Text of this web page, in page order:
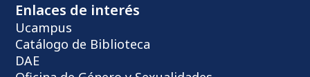
Enlaces de interés
Ucampus
Catálogo de Biblioteca
DAE